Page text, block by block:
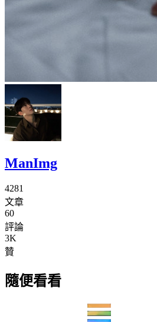
ManImg
4281
文章
60
評論
3K
贊
隨便看看